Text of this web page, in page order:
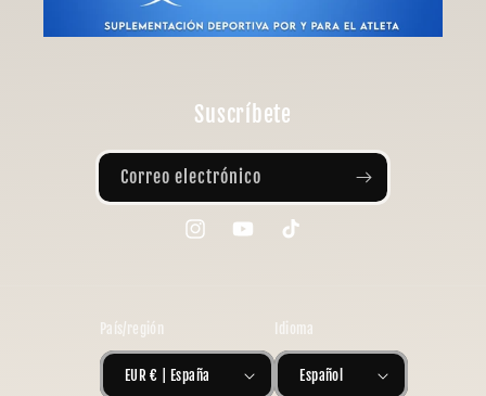
Suscríbete
Correo electrónico
InstagramYouTube TikTok
País/región
EUR € | España
Idioma
Español